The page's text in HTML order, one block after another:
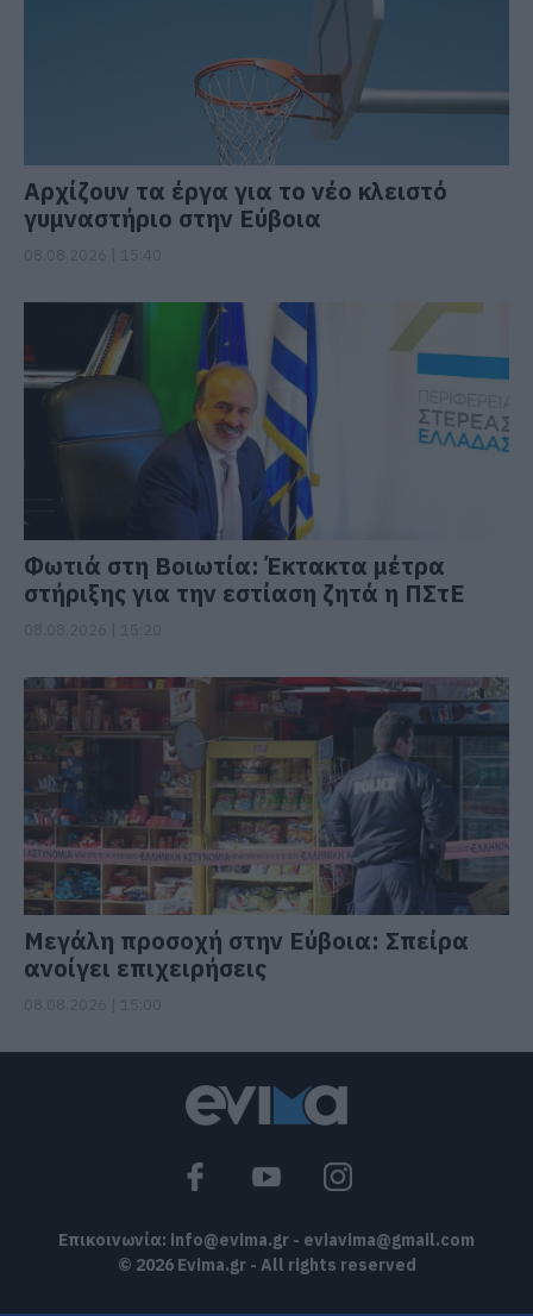
Αρχίζουν τα έργα για το νέο κλειστό
γυμναστήριο στην Εύβοια
Φωτιά στη Βοιωτία: Έκτακτα μέτρα
στήριξης για την εστίαση ζητά η ΠΣτΕ
Μεγάλη προσοχή στην Εύβοια: Σπείρα
ανοίγει επιχειρήσεις
Επικοινωνία: info@evima.gr - eviavima@gmail.com
© 2026 Evima.gr - All rights reserved